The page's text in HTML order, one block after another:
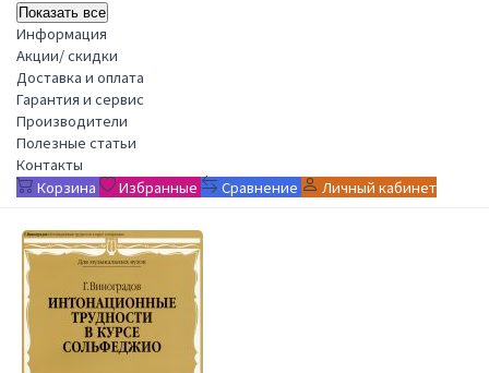
Показать все
Информация
Акции/ скидки
Доставка и оплата
Гарантия и сервис
Производители
Полезные статьи
Контакты
Корзина
Избранные Сравнение Личный кабинет